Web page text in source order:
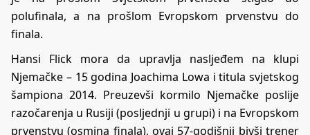
polufinala, a na prošlom Evropskom prvenstvu do
finala.
Hansi Flick mora da upravlja nasljeđem na klupi
Njemačke – 15 godina Joachima Lowa i titula svjetskog
šampiona 2014. Preuzevši kormilo Njemačke poslije
razočarenja u Rusiji (posljednji u grupi) i na Evropskom
prvenstvu (osmina finala), ovaj 57-godišnji bivši trener